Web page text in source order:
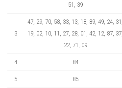
51, 39
3
47, 29, 70, 58, 33, 13, 18, 89, 49, 24, 31,
19, 02, 10, 11, 27, 28, 01, 42, 12, 87, 37,
22, 71, 09
4 84
5 85